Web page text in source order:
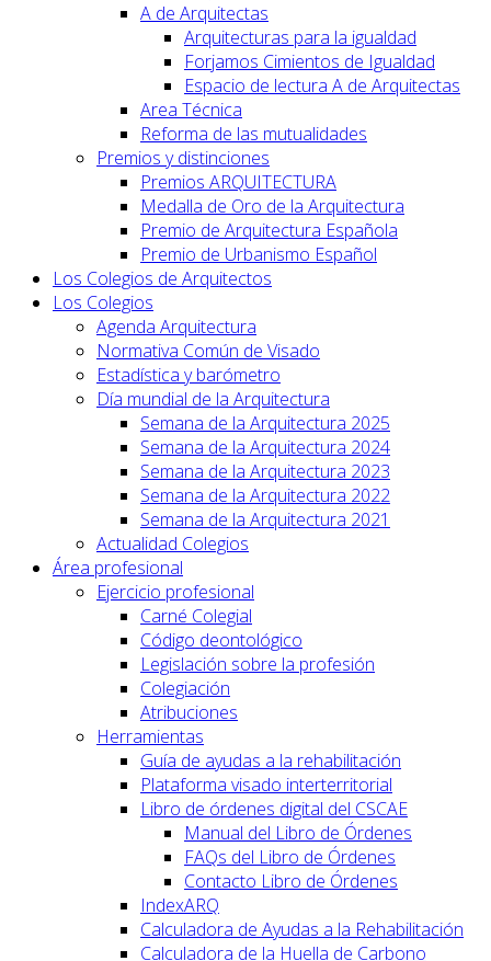
A de Arquitectas
Arquitecturas para la igualdad
Forjamos Cimientos de Igualdad
Espacio de lectura A de Arquitectas
Area Técnica
Reforma de las mutualidades
Premios y distinciones
Premios ARQUITECTURA
Medalla de Oro de la Arquitectura
Premio de Arquitectura Española
Premio de Urbanismo Español
Los Colegios de Arquitectos
Los Colegios
Agenda Arquitectura
Normativa Común de Visado
Estadística y barómetro
Día mundial de la Arquitectura
Semana de la Arquitectura 2025
Semana de la Arquitectura 2024
Semana de la Arquitectura 2023
Semana de la Arquitectura 2022
Semana de la Arquitectura 2021
Actualidad Colegios
Área profesional
Ejercicio profesional
Carné Colegial
Código deontológico
Legislación sobre la profesión
Colegiación
Atribuciones
Herramientas
Guía de ayudas a la rehabilitación
Plataforma visado interterritorial
Libro de órdenes digital del CSCAE
Manual del Libro de Órdenes
FAQs del Libro de Órdenes
Contacto Libro de Órdenes
IndexARQ
Calculadora de Ayudas a la Rehabilitación
Calculadora de la Huella de Carbono